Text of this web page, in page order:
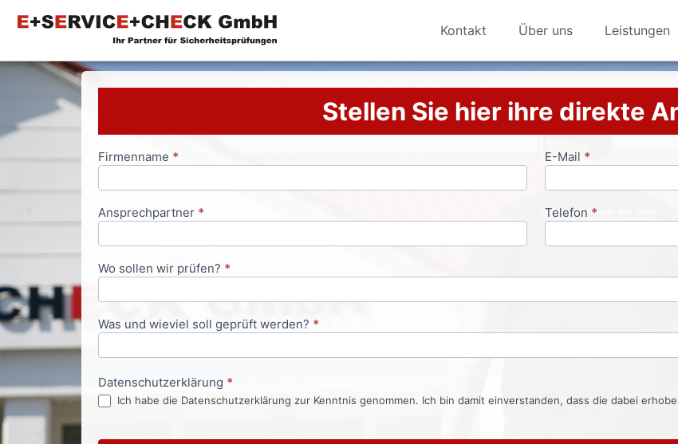
Kontakt Über uns Leistungen
Stellen Sie hier ihre direkte
Anfrageformular
Firmenname * E-Mail *
Ansprechpartner * Telefon *
Wo sollen wir prüfen? *
Was und wieviel soll geprüft werden? *
Datenschutzerklärung *
Ich habe die Datenschutzerklärung zur Kenntnis genommen. Ich bin damit einverstanden, dass die dabei